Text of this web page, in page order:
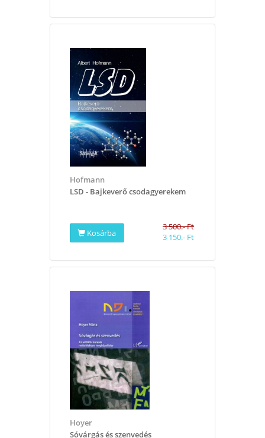
Hofmann
LSD - Bajkeverő csodagyerekem
Kosárba
3 500.- Ft
3 150.- Ft
Hoyer
Sóvárgás és szenvedés